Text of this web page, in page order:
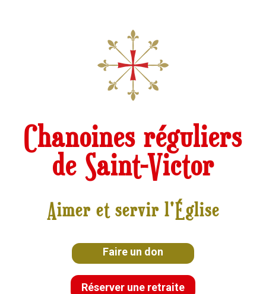
Chanoines réguliers
de Saint-Victor
Aimer et servir l'Église
Faire un don
Réserver une retraite